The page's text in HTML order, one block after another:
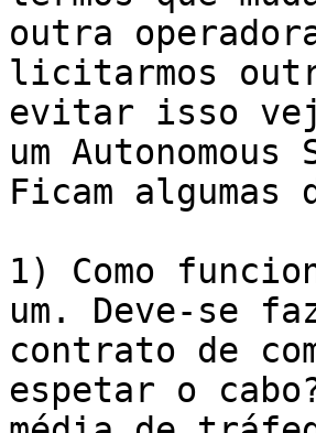
outra
licitarmos
evitar isso
um Autonomous
Ficam algumas
1) Como
um. Deve-se
contrato de
espetar o